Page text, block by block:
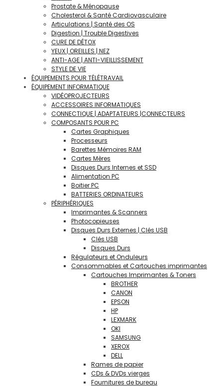
Prostate & Ménopause
Cholesterol & Santé Cardiovasculaire
Articulations | Santé des OS
Digestion | Trouble Digestives
CURE DE DÉTOX
YEUX | OREILLES | NEZ
ANTI-AGE | ANTI-VIEILLISSEMENT
STYLE DE VIE
ÉQUIPEMENTS POUR TÉLÉTRAVAIL
ÉQUIPEMENT INFORMATIQUE
VIDÉOPROJECTEURS
ACCESSOIRES INFORMATIQUES
CONNECTIQUE | ADAPTATEURS |CONNECTEURS
COMPOSANTS POUR PC
Cartes Graphiques
Processeurs
Barettes Mémoires RAM
Cartes Mères
Disques Durs Internes et SSD
Alimentation PC
Boitier PC
BATTERIES ORDINATEURS
PÉRIPHÉRIQUES
Imprimantes & Scanners
Photocopieuses
Disques Durs Externes | Clés USB
Clés USB
Disques Durs
Régulateurs et Onduleurs
Consommables et Cartouches imprimantes
Cartouches Imprimantes & Toners
BROTHER
CANON
EPSON
HP
LEXMARK
OKI
SAMSUNG
XEROX
DELL
Rames de papier
CDs & DVDs vierges
Fournitures de bureau